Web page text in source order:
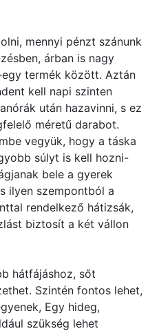
mennyi pénzt szánunk
árban is nagy
termék között. Aztán
kell napi szinten
után hazavinni, s ez
méretű darabot.
vegyük, hogy a táska
súlyt is kell hozni-
bele a gyerek
ilyen szempontból a
rendelkező hátizsák,
biztosít a két vállon
hátfájáshoz, sőt
Szintén fontos lehet,
Egy hideg,
szükség lehet